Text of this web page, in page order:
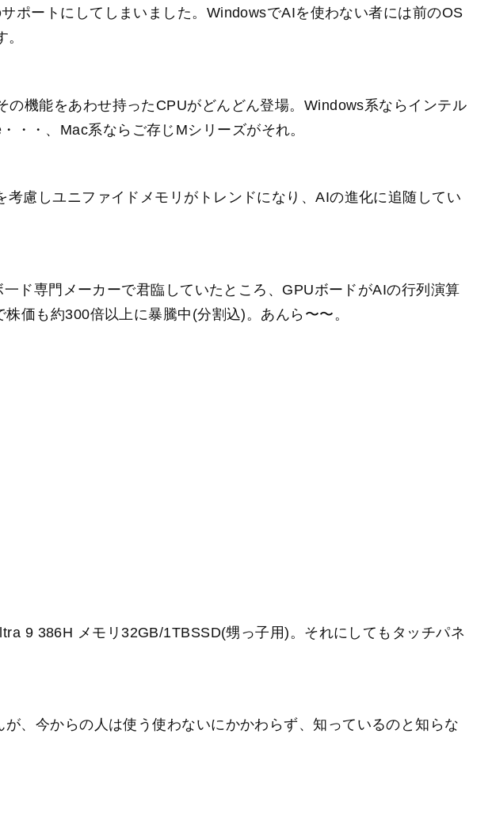
ポートにしてしまいました。WindowsでAIを使わない者には前のOS
機能をあわせ持ったCPUがどんどん登場。Windows系ならインテル
・、Mac系ならご存じMシリーズがそれ。
慮しユニファイドメモリがトレンドになり、AIの進化に追随してい
ド専門メーカーで君臨していたところ、GPUボードがAIの行列演算
価も約300倍以上に暴騰中(分割込)。あんら〜〜。
9 386H メモリ32GB/1TBSSD(甥っ子用)。それにしてもタッチパネ
、今からの人は使う使わないにかかわらず、知っているのと知らな